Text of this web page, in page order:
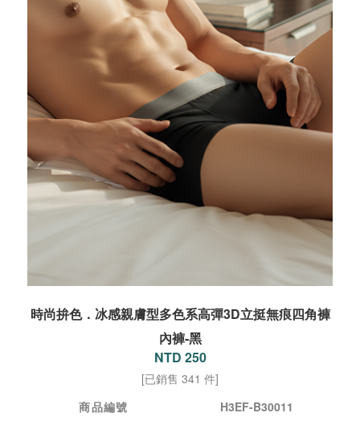
時尚拚色．冰感親膚型多色系高彈3D立挺無痕四角褲
內褲-黑
NTD 250
[已銷售 341 件]
商品編號
H3EF-B30011